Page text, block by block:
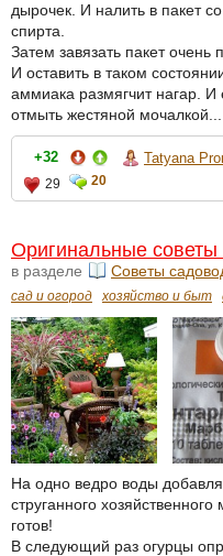
дырочек. И налить в пакет
спирта.
Затем завязать пакет очень
И оставить в таком
аммиака размягчит нагар. И
отмыть жестяной мочалкой...
+32 Tatyana
29
20
Оригинальные советы
в разделе Советы
сад и огород хозяйство и быт
На одно ведро воды
струганного
готов!
В следующий раз огурцы